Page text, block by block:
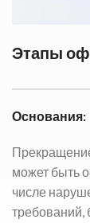
Этапы
Основания:
может быть
числе
требований,